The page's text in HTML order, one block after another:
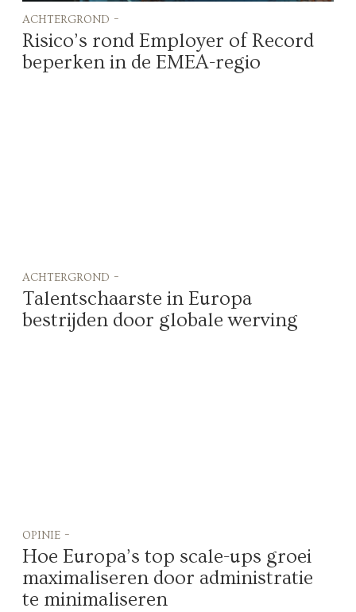
achtergrond -
Risico’s rond Employer of Record
beperken in de EMEA-regio
achtergrond -
Talentschaarste in Europa
bestrijden door globale werving
opinie -
Hoe Europa’s top scale-ups groei
maximaliseren door administratie
te minimaliseren